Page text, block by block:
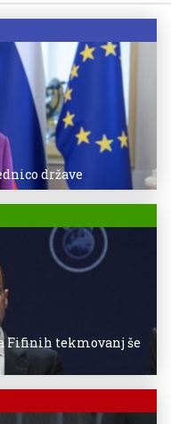
države
Fifinih tekmovanj še